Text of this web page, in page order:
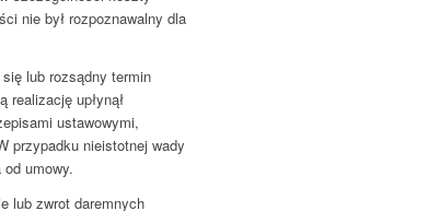
nie był rozpoznawalny dla
lub rozsądny termin
realizację upłynął
ustawowymi,
przypadku nieistotnej wady
od umowy.
lub zwrot daremnych